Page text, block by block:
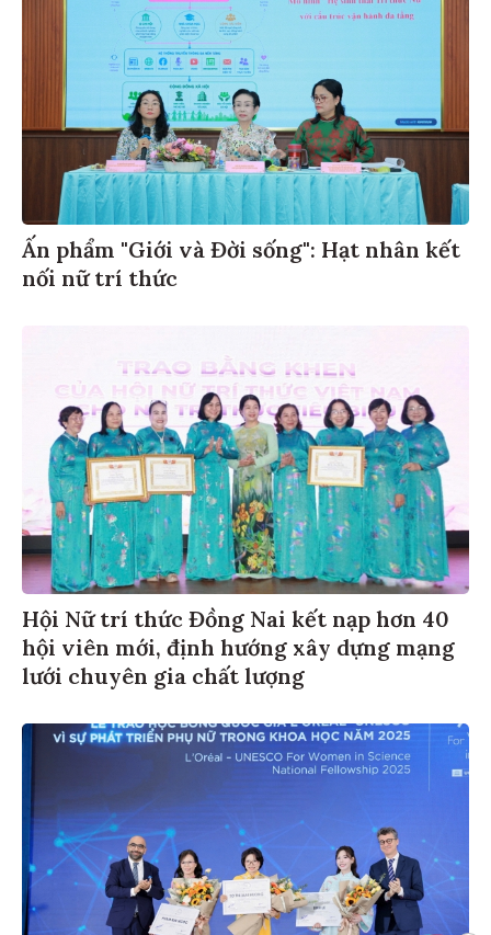
Ấn phẩm "Giới và Đời sống": Hạt nhân kết
nối nữ trí thức
Hội Nữ trí thức Đồng Nai kết nạp hơn 40
hội viên mới, định hướng xây dựng mạng
lưới chuyên gia chất lượng